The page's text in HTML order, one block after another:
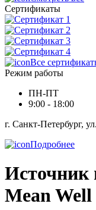
Сертификаты
Все
Режим работы
ПН-ПТ
9:00 - 18:00
г. Санкт-Петербург,
Подробнее
Источник
Mean Well